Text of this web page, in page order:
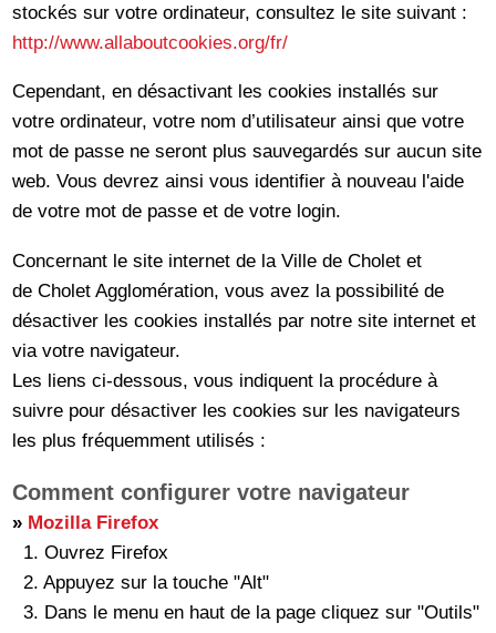
stockés sur votre ordinateur, consultez le site suivant :
http://www.allaboutcookies.org/fr/
Cependant, en désactivant les cookies installés sur
votre ordinateur, votre nom d’utilisateur ainsi que votre
mot de passe ne seront plus sauvegardés sur aucun site
web. Vous devrez ainsi vous identifier à nouveau l'aide
de votre mot de passe et de votre login.
Concernant le site internet de la Ville de Cholet et
de Cholet Agglomération, vous avez la possibilité de
désactiver les cookies installés par notre site internet et
via votre navigateur.
Les liens ci-dessous, vous indiquent la procédure à
suivre pour désactiver les cookies sur les navigateurs
les plus fréquemment utilisés :
Comment configurer votre navigateur
» Mozilla Firefox
1. Ouvrez Firefox
2. Appuyez sur la touche "Alt"
3. Dans le menu en haut de la page cliquez sur "Outils"